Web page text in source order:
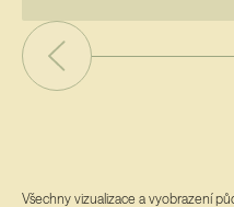
Všechny vizualizace a vyobrazení